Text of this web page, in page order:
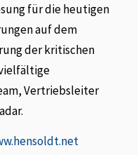
für die heutigen
auf dem
der kritischen
Vertriebsleiter